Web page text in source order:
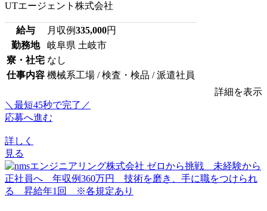
UTエージェント株式会社
給与 月収例335,000円
勤務地
岐阜県 土岐市
寮・社宅 なし
仕事内容 機械系工場 / 検査・検品 / 派遣社員
詳細を表示
＼最短45秒で完了／
応募へ進む
詳しく
見る